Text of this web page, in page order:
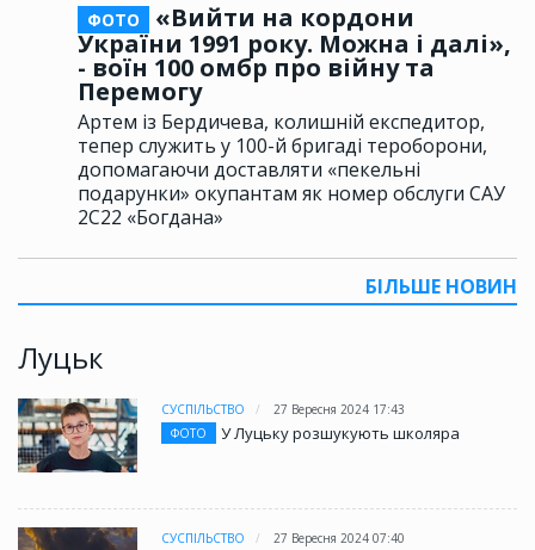
ФОТО
«Вийти на кордони
України 1991 року. Можна і далі»,
- воїн 100 омбр про війну та
Перемогу
Артем із Бердичева, колишній експедитор,
тепер служить у 100-й бригаді тероборони,
допомагаючи доставляти «пекельні
подарунки» окупантам як номер обслуги САУ
2С22 «Богдана»
БІЛЬШЕ НОВИН
Луцьк
СУСПІЛЬСТВО
27 Вересня 2024 17:43
ФОТО
У Луцьку розшукують школяра
СУСПІЛЬСТВО 27 Вересня 2024 07:40